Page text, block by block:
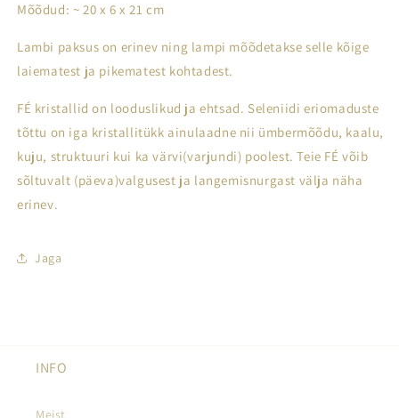
Mõõdud: ~ 20 x 6 x 21 cm
Lambi paksus on erinev ning lampi mõõdetakse selle kõige
laiematest ja pikematest kohtadest.
FÉ kristallid on looduslikud ja ehtsad. Seleniidi eriomaduste
tõttu on iga kristallitükk ainulaadne nii ümbermõõdu, kaalu,
kuju, struktuuri kui ka värvi(varjundi) poolest. Teie FÉ võib
sõltuvalt (päeva)valgusest ja langemisnurgast välja näha
erinev.
Jaga
INFO
Meist